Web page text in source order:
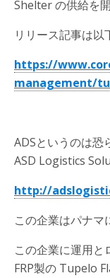
Shelter の供給を
リリース記事は以
https://
management/
ADSというのは恐
ASD Logistics
http://
この企業はパナマ
この企業に運用と
FRP製の Tupelo